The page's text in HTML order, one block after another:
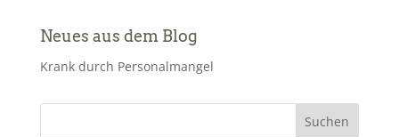
Neues aus dem Blog
Krank durch Personalmangel
Suchen